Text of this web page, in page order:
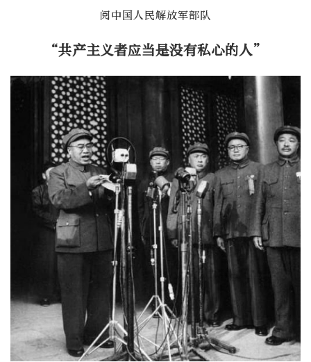
阅中国人民解放军部队
“共产主义者应当是没有私心的人”